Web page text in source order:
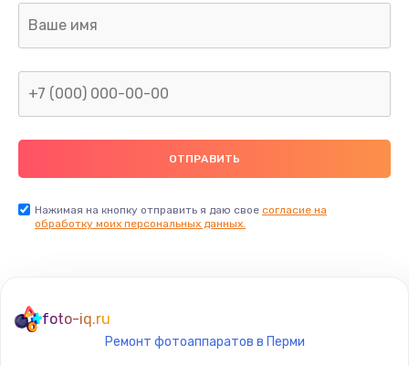
Нажимая на кнопку отправить я даю свое согласие на
обработку моих персональных данных.
foto-iq.ru
Ремонт фотоаппаратов в Перми